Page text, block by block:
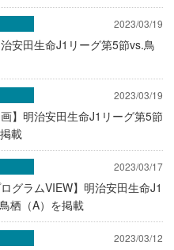
2023/03/19
治安田生命J1リーグ第5節vs.鳥
2023/03/19
画】明治安田生命J1リーグ第5節
載
2023/03/17
グラムVIEW】明治安田生命J1
栖（A）を掲載
2023/03/12